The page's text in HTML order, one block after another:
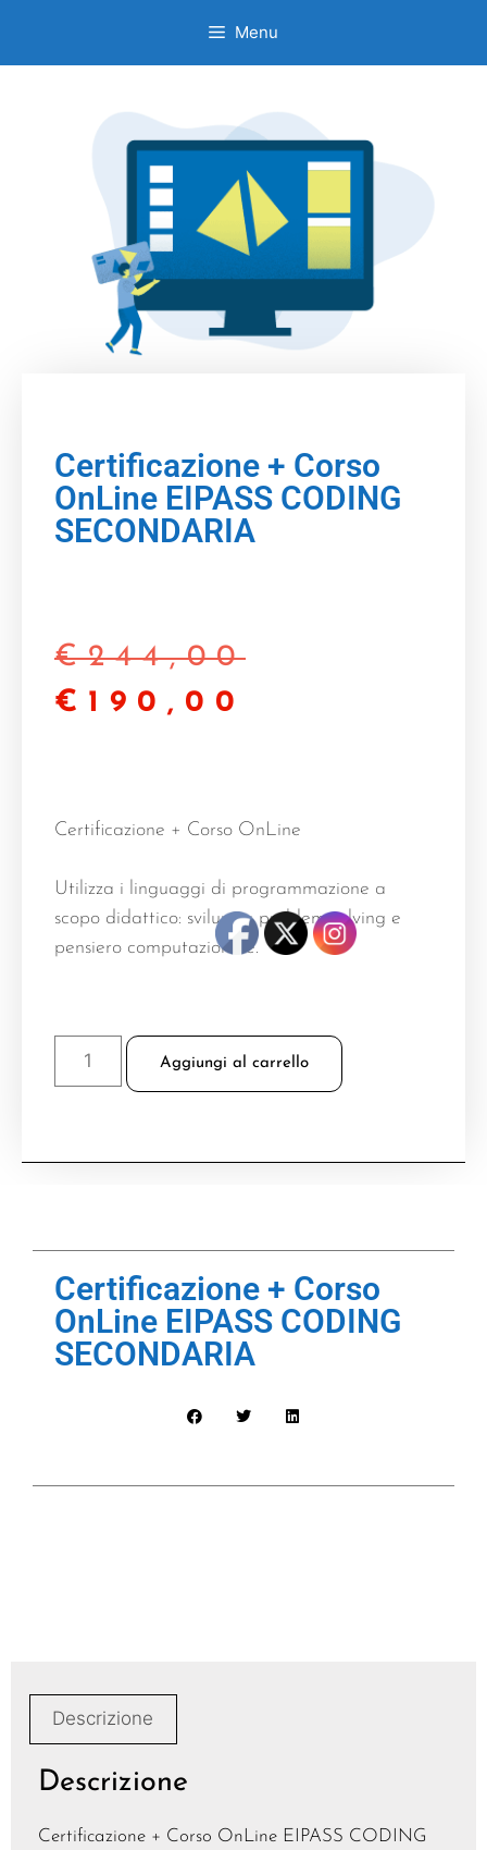
Menu
Certificazione + Corso
OnLine EIPASS CODING
SECONDARIA
€244,00
€ 190,00
Certificazione + Corso OnLine
Utilizza i linguaggi di programmazione a
scopo didattico: sviluppa problem solving e
pensiero computazionale.
Aggiungi al carrello
Certificazione + Corso
OnLine EIPASS CODING
SECONDARIA
Descrizione
Descrizione
Certificazione + Corso OnLine EIPASS CODING